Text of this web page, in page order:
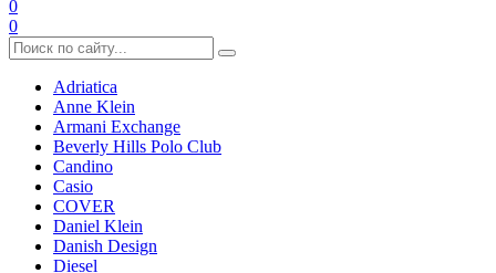
0
0
Adriatica
Anne Klein
Armani Exchange
Beverly Hills Polo Club
Candino
Casio
COVER
Daniel Klein
Danish Design
Diesel